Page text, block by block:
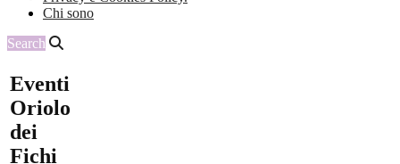
Chi sono
Search
Eventi
Oriolo
dei
Fichi